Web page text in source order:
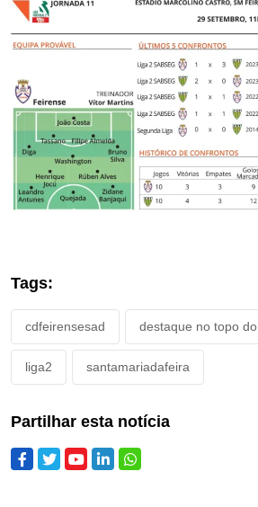
Tags:
cdfeirensesad destaque no topo
liga2 santamariadafeira
Partilhar esta notícia